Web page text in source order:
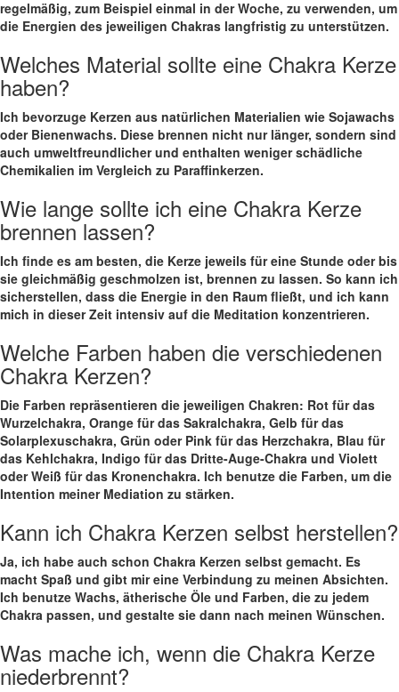
regelmäßig, zum Beispiel einmal in der Woche, zu verwenden, um
‌die⁣ Energien des jeweiligen ‌Chakras langfristig​ zu unterstützen. ​
Welches Material ‌sollte eine‍ Chakra Kerze
haben?
Ich⁢ bevorzuge Kerzen aus ⁤natürlichen Materialien wie Sojawachs
oder Bienenwachs.​ Diese ⁣brennen nicht​ nur länger, sondern sind
auch umweltfreundlicher und enthalten weniger ⁤schädliche‍
Chemikalien im Vergleich zu Paraffinkerzen.
Wie lange sollte ich eine ⁤Chakra Kerze
brennen lassen?
Ich finde es am besten, die Kerze jeweils für eine ‍Stunde oder bis
sie gleichmäßig geschmolzen ist, brennen zu lassen. So kann ich
sicherstellen, dass die⁤ Energie in den Raum fließt, und ich⁤ kann
mich in dieser Zeit intensiv ⁢auf die Meditation konzentrieren.
Welche Farben haben die verschiedenen
Chakra Kerzen?
Die Farben repräsentieren die ​jeweiligen Chakren:⁣ Rot für das
Wurzelchakra, Orange für das Sakralchakra, Gelb für das
Solarplexuschakra, Grün oder Pink für das Herzchakra, Blau für
das Kehlchakra, Indigo für das Dritte-Auge-Chakra und Violett
oder Weiß für das Kronenchakra. Ich benutze die Farben, ⁣um die
Intention meiner Mediation zu stärken.
Kann ich Chakra Kerzen selbst herstellen?
Ja, ich habe auch schon Chakra Kerzen selbst gemacht. Es ​
macht Spaß und gibt ​mir eine Verbindung zu meinen Absichten. ​
Ich‌ benutze Wachs, ⁢ätherische Öle‌ und Farben, die zu jedem
Chakra passen, und gestalte⁤ sie dann nach meinen Wünschen.
Was mache ich, wenn die Chakra Kerze
niederbrennt?